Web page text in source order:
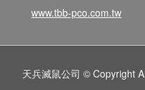
www.tbb-pco.com.tw
天兵滅鼠公司 © Copyright